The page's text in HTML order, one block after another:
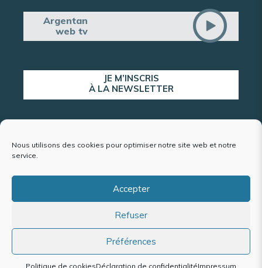
Nous utilisons des cookies pour optimiser notre site web et notre
service.
Accepter
Refuser
Préférences
Politique de cookiesDéclaration de confidentialitéImpressum
Argentan
web tv
JE M’INSCRIS
À LA NEWSLETTER
ALERTE POPULATION
Mentions légales et politique de confidentialité
Accessibilité : conformité partielle
Politique de cookies (UE)